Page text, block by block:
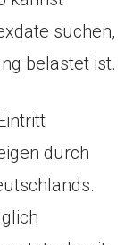
suchen,
belastet ist.
durch